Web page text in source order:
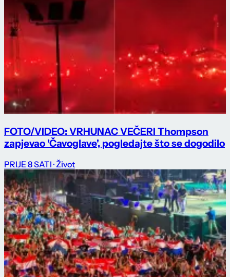
FOTO/VIDEO: VRHUNAC VEČERI Thompson
zapjevao 'Čavoglave', pogledajte što se dogodilo
PRIJE 8 SATI · Život